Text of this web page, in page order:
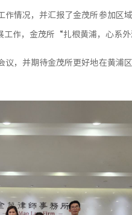
情况，并汇报了金茂所参加区
作，金茂所“扎根黄浦，心系
，并期待金茂所更好地在黄浦